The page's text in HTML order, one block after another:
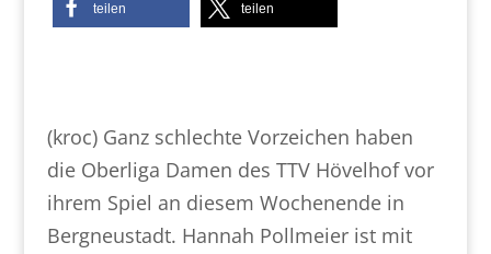
teilen teilen
(kroc) Ganz schlechte Vorzeichen haben
die Oberliga Damen des TTV Hövelhof vor
ihrem Spiel an diesem Wochenende in
Bergneustadt. Hannah Pollmeier ist mit